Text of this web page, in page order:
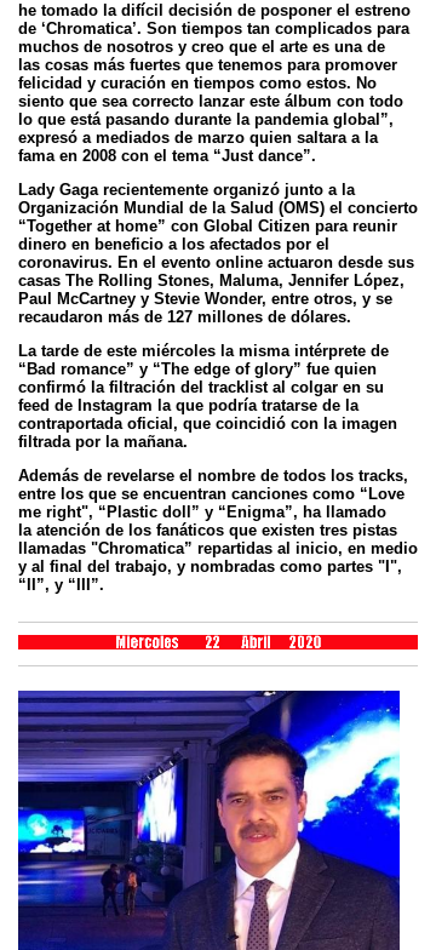
he tomado la difícil decisión de posponer el estreno
de ‘Chromatica’. Son tiempos tan complicados para
muchos de nosotros y creo que el arte es una de
las cosas más fuertes que tenemos para promover
felicidad y curación en tiempos como estos. No
siento que sea correcto lanzar este álbum con todo
lo que está pasando durante la pandemia global”,
expresó a mediados de marzo quien saltara a la
fama en 2008 con el tema “Just dance”.
Lady Gaga recientemente organizó junto a la
Organización Mundial de la Salud (OMS) el concierto
“Together at home” con Global Citizen para reunir
dinero en beneficio a los afectados por el
coronavirus. En el evento online actuaron desde sus
casas The Rolling Stones, Maluma, Jennifer López,
Paul McCartney y Stevie Wonder, entre otros, y se
recaudaron más de 127 millones de dólares.
La tarde de este miércoles la misma intérprete de
“Bad romance” y “The edge of glory” fue quien
confirmó la filtración del tracklist al colgar en su
feed de Instagram la que podría tratarse de la
contraportada oficial, que coincidió con la imagen
filtrada por la mañana.
Además de revelarse el nombre de todos los tracks,
entre los que se encuentran canciones como “Love
me right", “Plastic doll” y “Enigma”, ha llamado
la atención de los fanáticos que existen tres pistas
llamadas "Chromatica” repartidas al inicio, en medio
y al final del trabajo, y nombradas como partes "I",
“II”, y “III”.